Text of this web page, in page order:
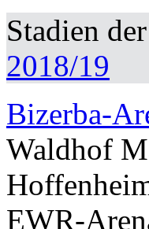
Stadien der
2018/19
Bizerba-
Waldhof
EWR-